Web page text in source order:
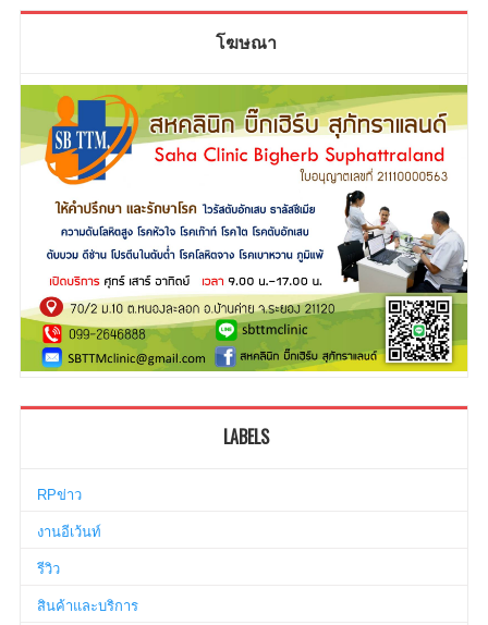
โฆษณา
LABELS
RPข่าว
งานอีเว้นท์
รีวิว
สินค้าและบริการ